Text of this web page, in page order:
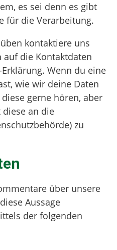
es sei denn es gibt
für die Verarbeitung.
kontaktiere uns
die Kontaktdaten
Wenn du eine
wie wir deine Daten
gerne hören, aber
diese an die
zu
über unsere
Aussage
der folgenden